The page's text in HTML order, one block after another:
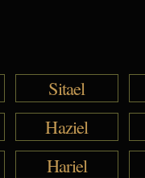
Sitael
Haziel
Hariel